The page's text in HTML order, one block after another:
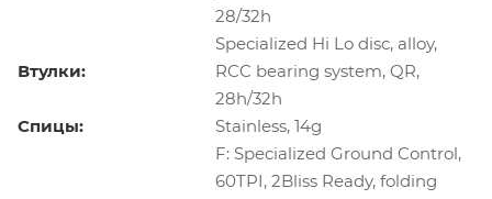
28/32h
Втулки:
Specialized Hi Lo disc, alloy,
RCC bearing system, QR,
28h/32h
Спицы:
Stainless, 14g
F: Specialized Ground Control,
60TPI, 2Bliss Ready, folding